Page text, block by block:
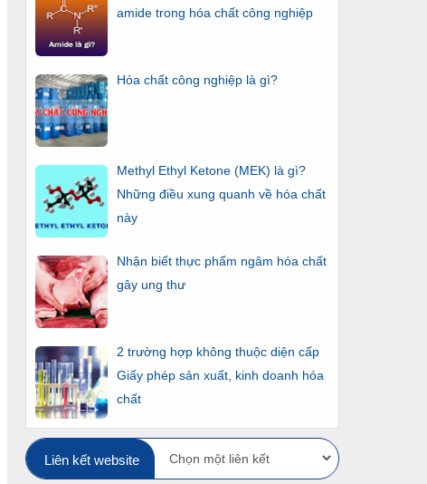
amide trong hóa chất công nghiệp
Hóa chất công nghiệp là gì?
Methyl Ethyl Ketone (MEK) là gì?
Những điều xung quanh về hóa chất
này
Nhận biết thực phẩm ngâm hóa chất
gây ung thư
2 trường hợp không thuộc diện cấp
Giấy phép sản xuất, kinh doanh hóa
chất
Liên kết website